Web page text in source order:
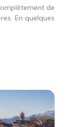
de
En quelques